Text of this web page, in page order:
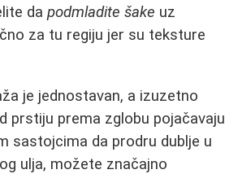
dapodmladite šake uz
za tu regiju jer su teksture
je jednostavan, a izuzetno
prstiju prema zglobu pojačavaju
sastojcima da prodru dublje u
ulja, možete značajno